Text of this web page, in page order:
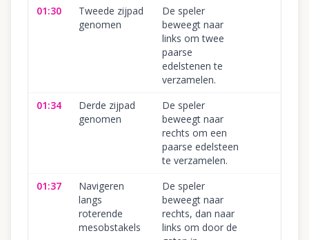
01:30
Tweede zijpad
genomen
De speler
beweegt naar
links om twee
paarse
edelstenen te
verzamelen.
01:34
Derde zijpad
genomen
De speler
beweegt naar
rechts om een
paarse edelsteen
te verzamelen.
01:37
Navigeren
langs
roterende
mesobstakels
De speler
beweegt naar
rechts, dan naar
links om door de